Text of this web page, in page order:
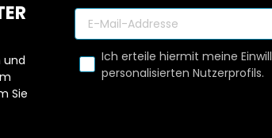
und
Sie
Ich erteile hiermit meine
personalisierten Nutzerprofils.